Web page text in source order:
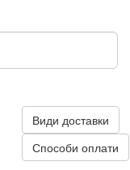
Види доставки
Способи оплати